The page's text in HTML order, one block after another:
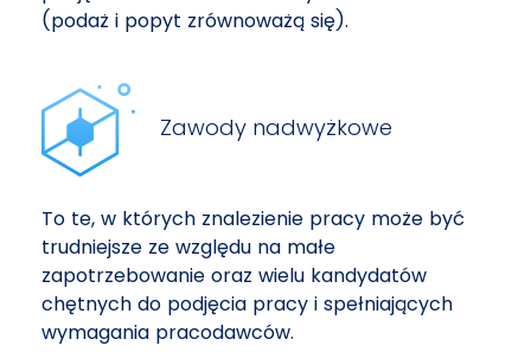
(podaż i popyt zrównoważą się).
Zawody nadwyżkowe
To te, w których znalezienie pracy może być
trudniejsze ze względu na małe
zapotrzebowanie oraz wielu kandydatów
chętnych do podjęcia pracy i spełniających
wymagania pracodawców.